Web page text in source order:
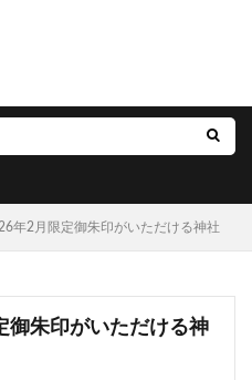
2月限定御朱印がいただける神社
朱印がいただける神